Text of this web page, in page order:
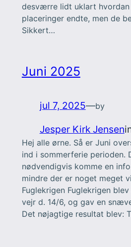
desværre lidt uklart hvordan
placeringer endte, men de
Sikkert…
Juni 2025
jul 7, 2025—by
Jesper Kirk Jensen
Hej alle ørne. Så er Juni
ind i sommerferie perioden.
nødvendigvis komme en
mindre der er noget meget
Fuglekrigen Fuglekrigen
vejr d. 14/6, og gav en
Det nøjagtige resultat blev: